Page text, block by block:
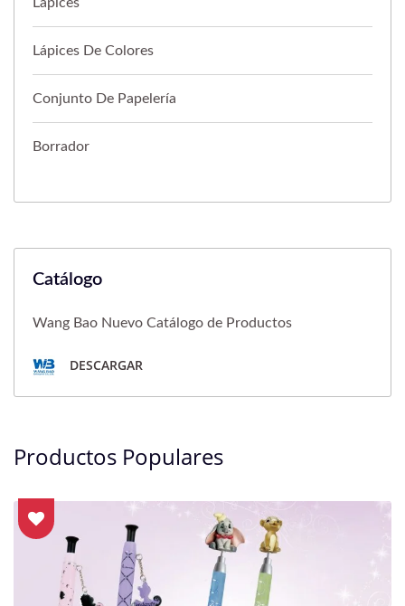
Lápices De Colores
Conjunto De Papelería
Borrador
Catálogo
Wang Bao Nuevo Catálogo de Productos
DESCARGAR
Productos Populares